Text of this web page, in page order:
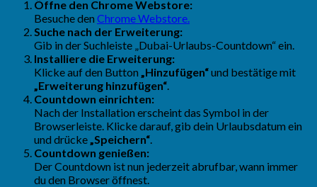
Öffne den Chrome Webstore:
Besuche den Chrome Webstore.
Suche nach der Erweiterung:
Gib in der Suchleiste „Dubai-Urlaubs-Countdown“ ein.
Installiere die Erweiterung:
Klicke auf den Button „Hinzufügen“und bestätige mit
„Erweiterung hinzufügen“.
Countdown einrichten:
Nach der Installation erscheint das Symbol in der
Browserleiste. Klicke darauf, gib dein Urlaubsdatum ein
und drücke„Speichern“.
Countdown genießen:
Der Countdown ist nun jederzeit abrufbar, wann immer
du den Browser öffnest.